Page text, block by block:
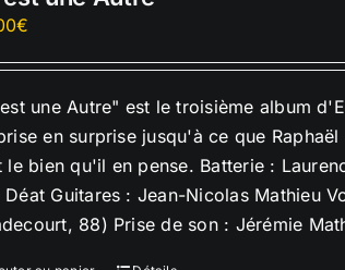
€
une Autre" est le troisième album
en surprise jusqu'à ce que
le bien qu'il en pense. Batterie :
Déat Guitares : Jean-Nicolas Mathieu
88) Prise de son : Jérémie